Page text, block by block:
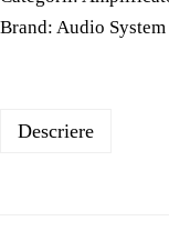
Brand: Audio System
Descriere